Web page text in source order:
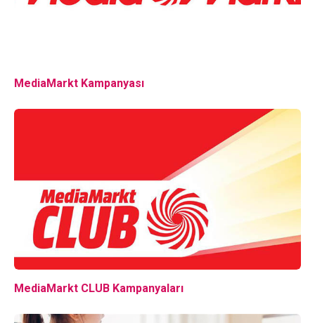
MediaMarkt Kampanyası
MediaMarkt CLUB Kampanyaları